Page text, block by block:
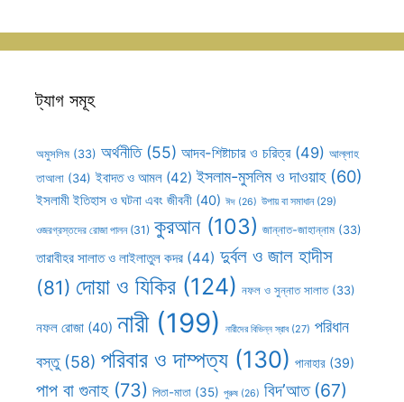
ট্যাগ সমূহ
অমুসলিম (33) অর্থনীতি(55) আদব-শিষ্টাচার ও চরিত্র(49) আল্লাহ
তাআলা (34) ইবাদত ও আমল (42) ইসলাম-মুসলিম ও দাওয়াহ(60)
ইসলামী ইতিহাস ও ঘটনা এবং জীবনী (40) ঈদ (26) উপায় বা সমাধান(29)
ওজরগ্রস্তদের রোজা পালন(31) কুরআন(103) জান্নাত-জাহান্নাম (33)
তারাবীহর সালাত ও লাইলাতুল কদর (44) দুর্বল ও জাল হাদীস
(81) দোয়া ও যিকির (124) নফল ও সুন্নাত সালাত(33)
নফল রোজা (40) নারী(199) নারীদের বিভিন্ন স্রাব(27) পরিধান
বস্তু(58) পরিবার ও দাম্পত্য (130) পানাহার (39)
পাপ বা গুনাহ(73) পিতা-মাতা (35) পুরুষ (26) বিদ’আত(67)